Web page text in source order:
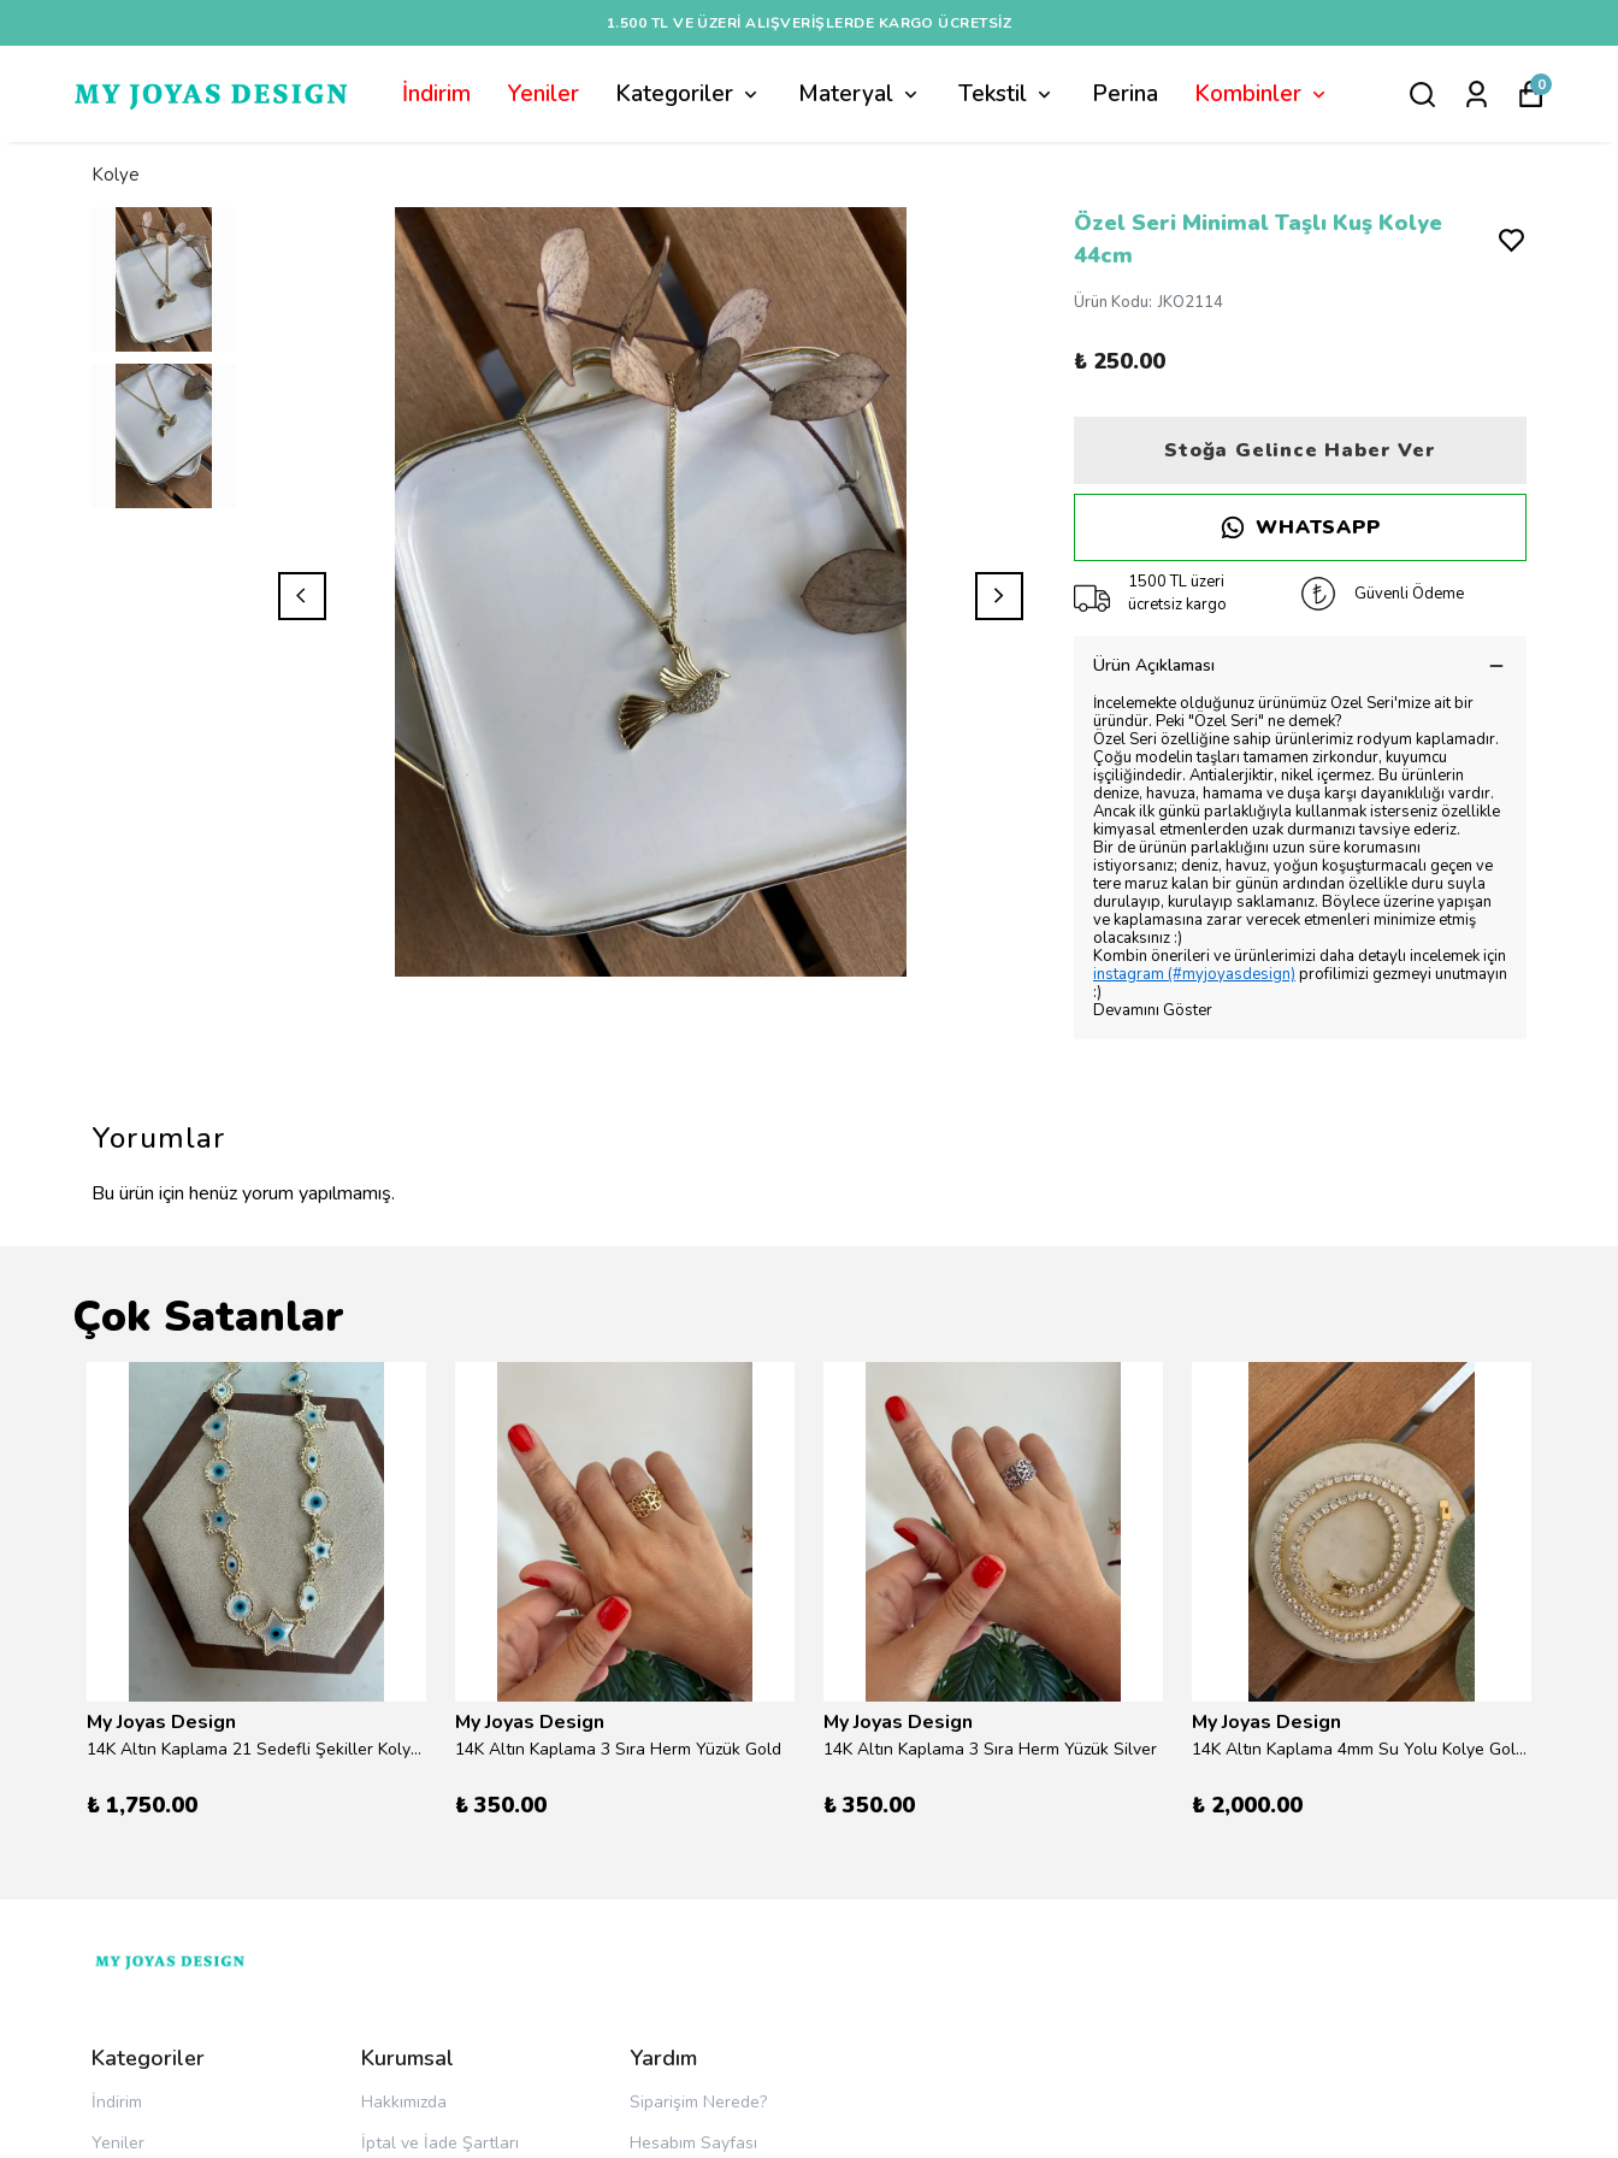
1.500 TL VE ÜZERI ALIŞVERIŞLERDE KARGO ÜCRETSİZ
İndirim Yeniler Kategoriler Materyal Tekstil Perina Kombinler 0
Kolye
Özel Seri Minimal Taşlı Kuş Kolye
44cm
Ürün Kodu: JKO2114
₺ 250.00
Stoğa Gelince Haber Ver
WHATSAPP
1500 TL üzeri
ücretsiz kargo
Güvenli Ödeme
Ürün Açıklaması
İncelemekte olduğunuz ürünümüz Özel Seri'mize ait bir
üründür. Peki "Özel Seri" ne demek?
Özel Seri özelliğine sahip ürünlerimiz rodyum kaplamadır.
Çoğu modelin taşları tamamen zirkondur, kuyumcu
işçiliğindedir. Antialerjiktir, nikel içermez. Bu ürünlerin
denize, havuza, hamama ve duşa karşı dayanıklılığı vardır.
Ancak ilk günkü parlaklığıyla kullanmak isterseniz özellikle
kimyasal etmenlerden uzak durmanızı tavsiye ederiz.
Bir de ürünün parlaklığını uzun süre korumasını
istiyorsanız; deniz, havuz, yoğun koşuşturmacalı geçen ve
tere maruz kalan bir günün ardından özellikle duru suyla
durulayıp, kurulayıp saklamanız. Böylece üzerine yapışan
ve kaplamasına zarar verecek etmenleri minimize etmiş
olacaksınız :)
Kombin önerileri ve ürünlerimizi daha detaylı incelemek için
instagram (#myjoyasdesign) profilimizi gezmeyi unutmayın
:)
Devamını Göster
Yorumlar
Bu ürün için henüz yorum yapılmamış.
Çok Satanlar
My Joyas Design
14K Altın Kaplama 21 Sedefli Şekiller Kolye 46cm
₺ 1,750.00
My Joyas Design
14K Altın Kaplama 3 Sıra Herm Yüzük Gold
₺ 350.00
My Joyas Design
14K Altın Kaplama 3 Sıra Herm Yüzük Silver
₺ 350.00
My Joyas Design
14K Altın Kaplama 4mm Su Yolu Kolye Gold 41cm
₺ 2,000.00
Kategoriler
İndirim
Yeniler
Kurumsal
Hakkımızda
İptal ve İade Şartları
Yardım
Siparişim Nerede?
Hesabım Sayfası